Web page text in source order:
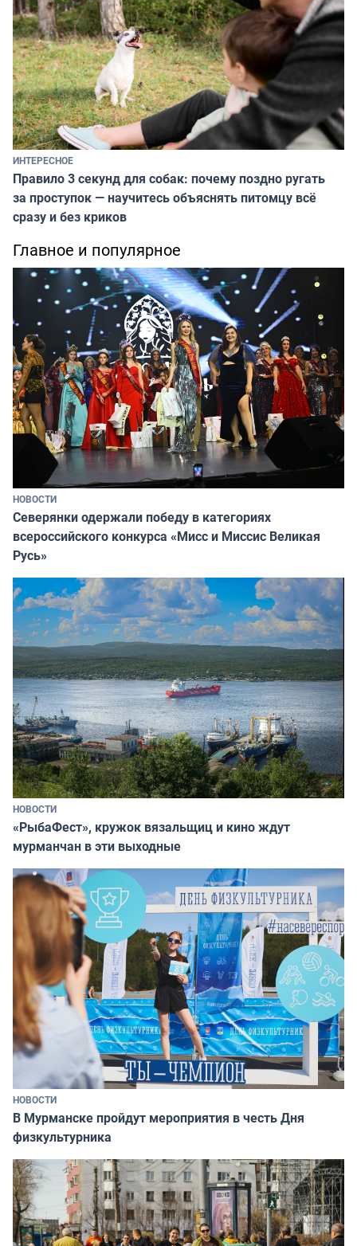
ИНТЕРЕСНОЕ
Правило 3 секунд для собак: почему поздно ругать
за проступок — научитесь объяснять питомцу всё
сразу и без криков
Главное и популярное
НОВОСТИ
Северянки одержали победу в категориях
всероссийского конкурса «Мисс и Миссис Великая
Русь»
НОВОСТИ
«РыбаФест», кружок вязальщиц и кино ждут
мурманчан в эти выходные
НОВОСТИ
В Мурманске пройдут мероприятия в честь Дня
физкультурника